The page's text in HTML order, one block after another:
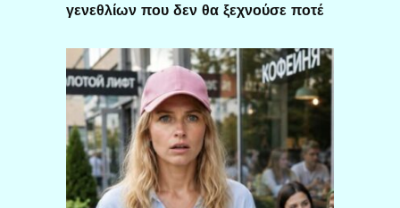
γενεθλίων που δεν θα ξεχνούσε ποτέ